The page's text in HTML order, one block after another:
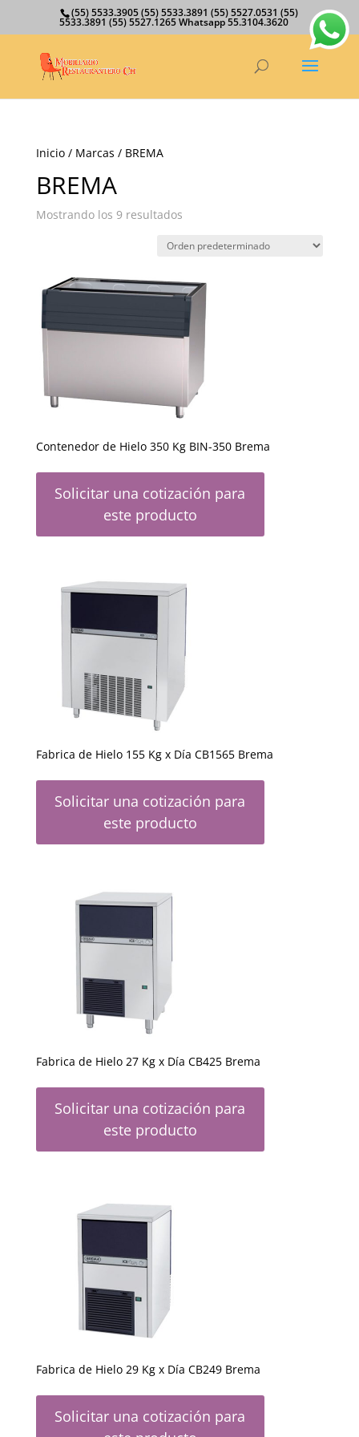
(55) 5533.3905 (55) 5533.3891 (55) 5527.0531 (55)
5533.3891 (55) 5527.1265 Whatsapp 55.3104.3620
Inicio/ Marcas / BREMA
BREMA
Mostrando los 9 resultados
Contenedor de Hielo 350 Kg BIN-350 Brema
Solicitar una cotización para
este producto
Fabrica de Hielo 155 Kg x Día CB1565 Brema
Solicitar una cotización para
este producto
Fabrica de Hielo 27 Kg x Día CB425 Brema
Solicitar una cotización para
este producto
Fabrica de Hielo 29 Kg x Día CB249 Brema
Solicitar una cotización para